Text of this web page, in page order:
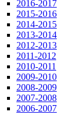
2016-2017
2015-2016
2014-2015
2013-2014
2012-2013
2011-2012
2010-2011
2009-2010
2008-2009
2007-2008
2006-2007